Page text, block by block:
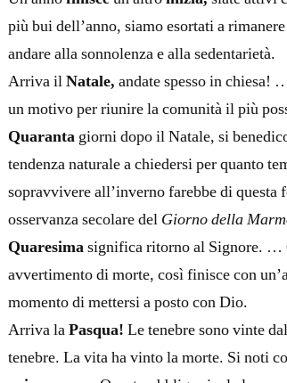
più bui dell’anno, siamo esortati a
andare alla sonnolenza e alla sedentarietà.
Arriva ilNatale, andate spesso in chiesa!
un motivo per riunire la comunità il più
Quaranta giorni dopo il Natale, si
tendenza naturale a chiedersi per quanto
sopravvivere all’inverno farebbe di questa
osservanza secolare del Giorno della
Quaresimasignifica ritorno al Signore. …
avvertimento di morte, così finisce con
momento di mettersi a posto con Dio.
Arriva laPasqua! Le tenebre sono vinte
tenebre. La vita ha vinto la morte. Si noti